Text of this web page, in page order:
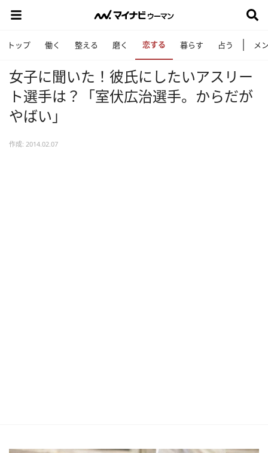
トップ 働く 整える 磨く 恋する 暮らす 占う メ
女子に聞いた！彼氏にしたいアスリー
ト選手は？「室伏広治選手。からだが
やばい」
作成: 2014.02.07